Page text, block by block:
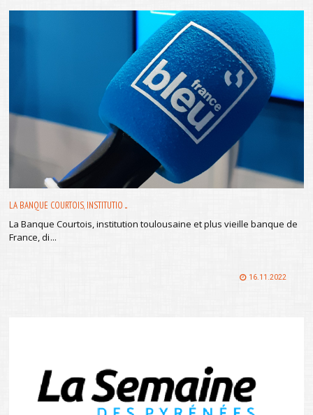
LA BANQUE COURTOIS, INSTITUTIO ...
La Banque Courtois, institution toulousaine et plus vieille banque de
France, di...
16.11.2022